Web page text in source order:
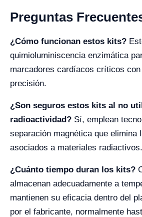
Preguntas
¿Cómo funcionan estos kits?
quimioluminiscencia enzimática
marcadores cardíacos críticos
precisión.
¿Son seguros estos kits al no
radioactividad? Sí, emplean
separación magnética que elimina
asociados a materiales radiactivos.
¿Cuánto tiempo duran los kits?
almacenan adecuadamente a
mantienen su eficacia dentro del
por el fabricante, normalmente